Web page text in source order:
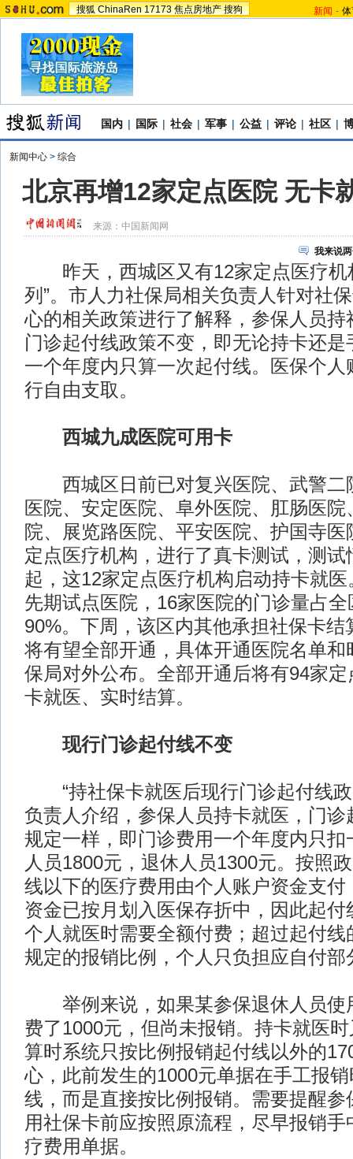
搜狐 ChinaRen 17173 焦点房地产 搜狗 新闻 -
国内 | 国际 | 社会 | 军事 | 公益 | 评论 | 社区 |
新闻中心 > 综合
北京再增12家定点医院 无卡
来源： 中国新闻网
我来说
昨天，西城区又有12家定点医疗机
列”。市人力社保局相关负责人针对社
心的相关政策进行了解释，参保人员持
门诊起付线政策不变，即无论持卡还
一个年度内只算一次起付线。医保个人
行自由支取。
西城九成医院可用卡
西城区日前已对复兴医院、武警二
医院、安定医院、阜外医院、肛肠医院
院、展览路医院、平安医院、护国寺
定点医疗机构，进行了真卡测试，测
起，这12家定点医疗机构启动持卡就
先期试点医院，16家医院的门诊量占
90%。下周，该区内其他承担社保卡结
将有望全部开通，具体开通医院名单和
保局对外公布。全部开通后将有94家
卡就医、实时结算。
现行门诊起付线不变
“持社保卡就医后现行门诊起付线政
负责人介绍，参保人员持卡就医，门诊
规定一样，即门诊费用一个年度内只扣
人员1800元，退休人员1300元。按照
线以下的医疗费用由个人账户资金支付
资金已按月划入医保存折中，因此起付
个人就医时需要全额付费；超过起付线
规定的报销比例，个人只负担应自付部
举例来说，如果某参保退休人员使
费了1000元，但尚未报销。持卡就医
算时系统只按比例报销起付线以外的
心，此前发生的1000元单据在手工报
线，而是直接按比例报销。需要提醒参
用社保卡前应按照原流程，尽早报销
疗费用单据。